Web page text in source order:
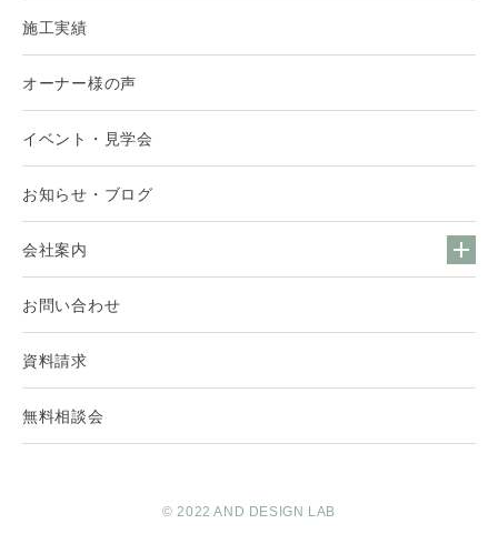
施工実績
オーナー様の声
イベント・見学会
お知らせ・ブログ
会社案内
お問い合わせ
資料請求
無料相談会
© 2022 AND DESIGN LAB